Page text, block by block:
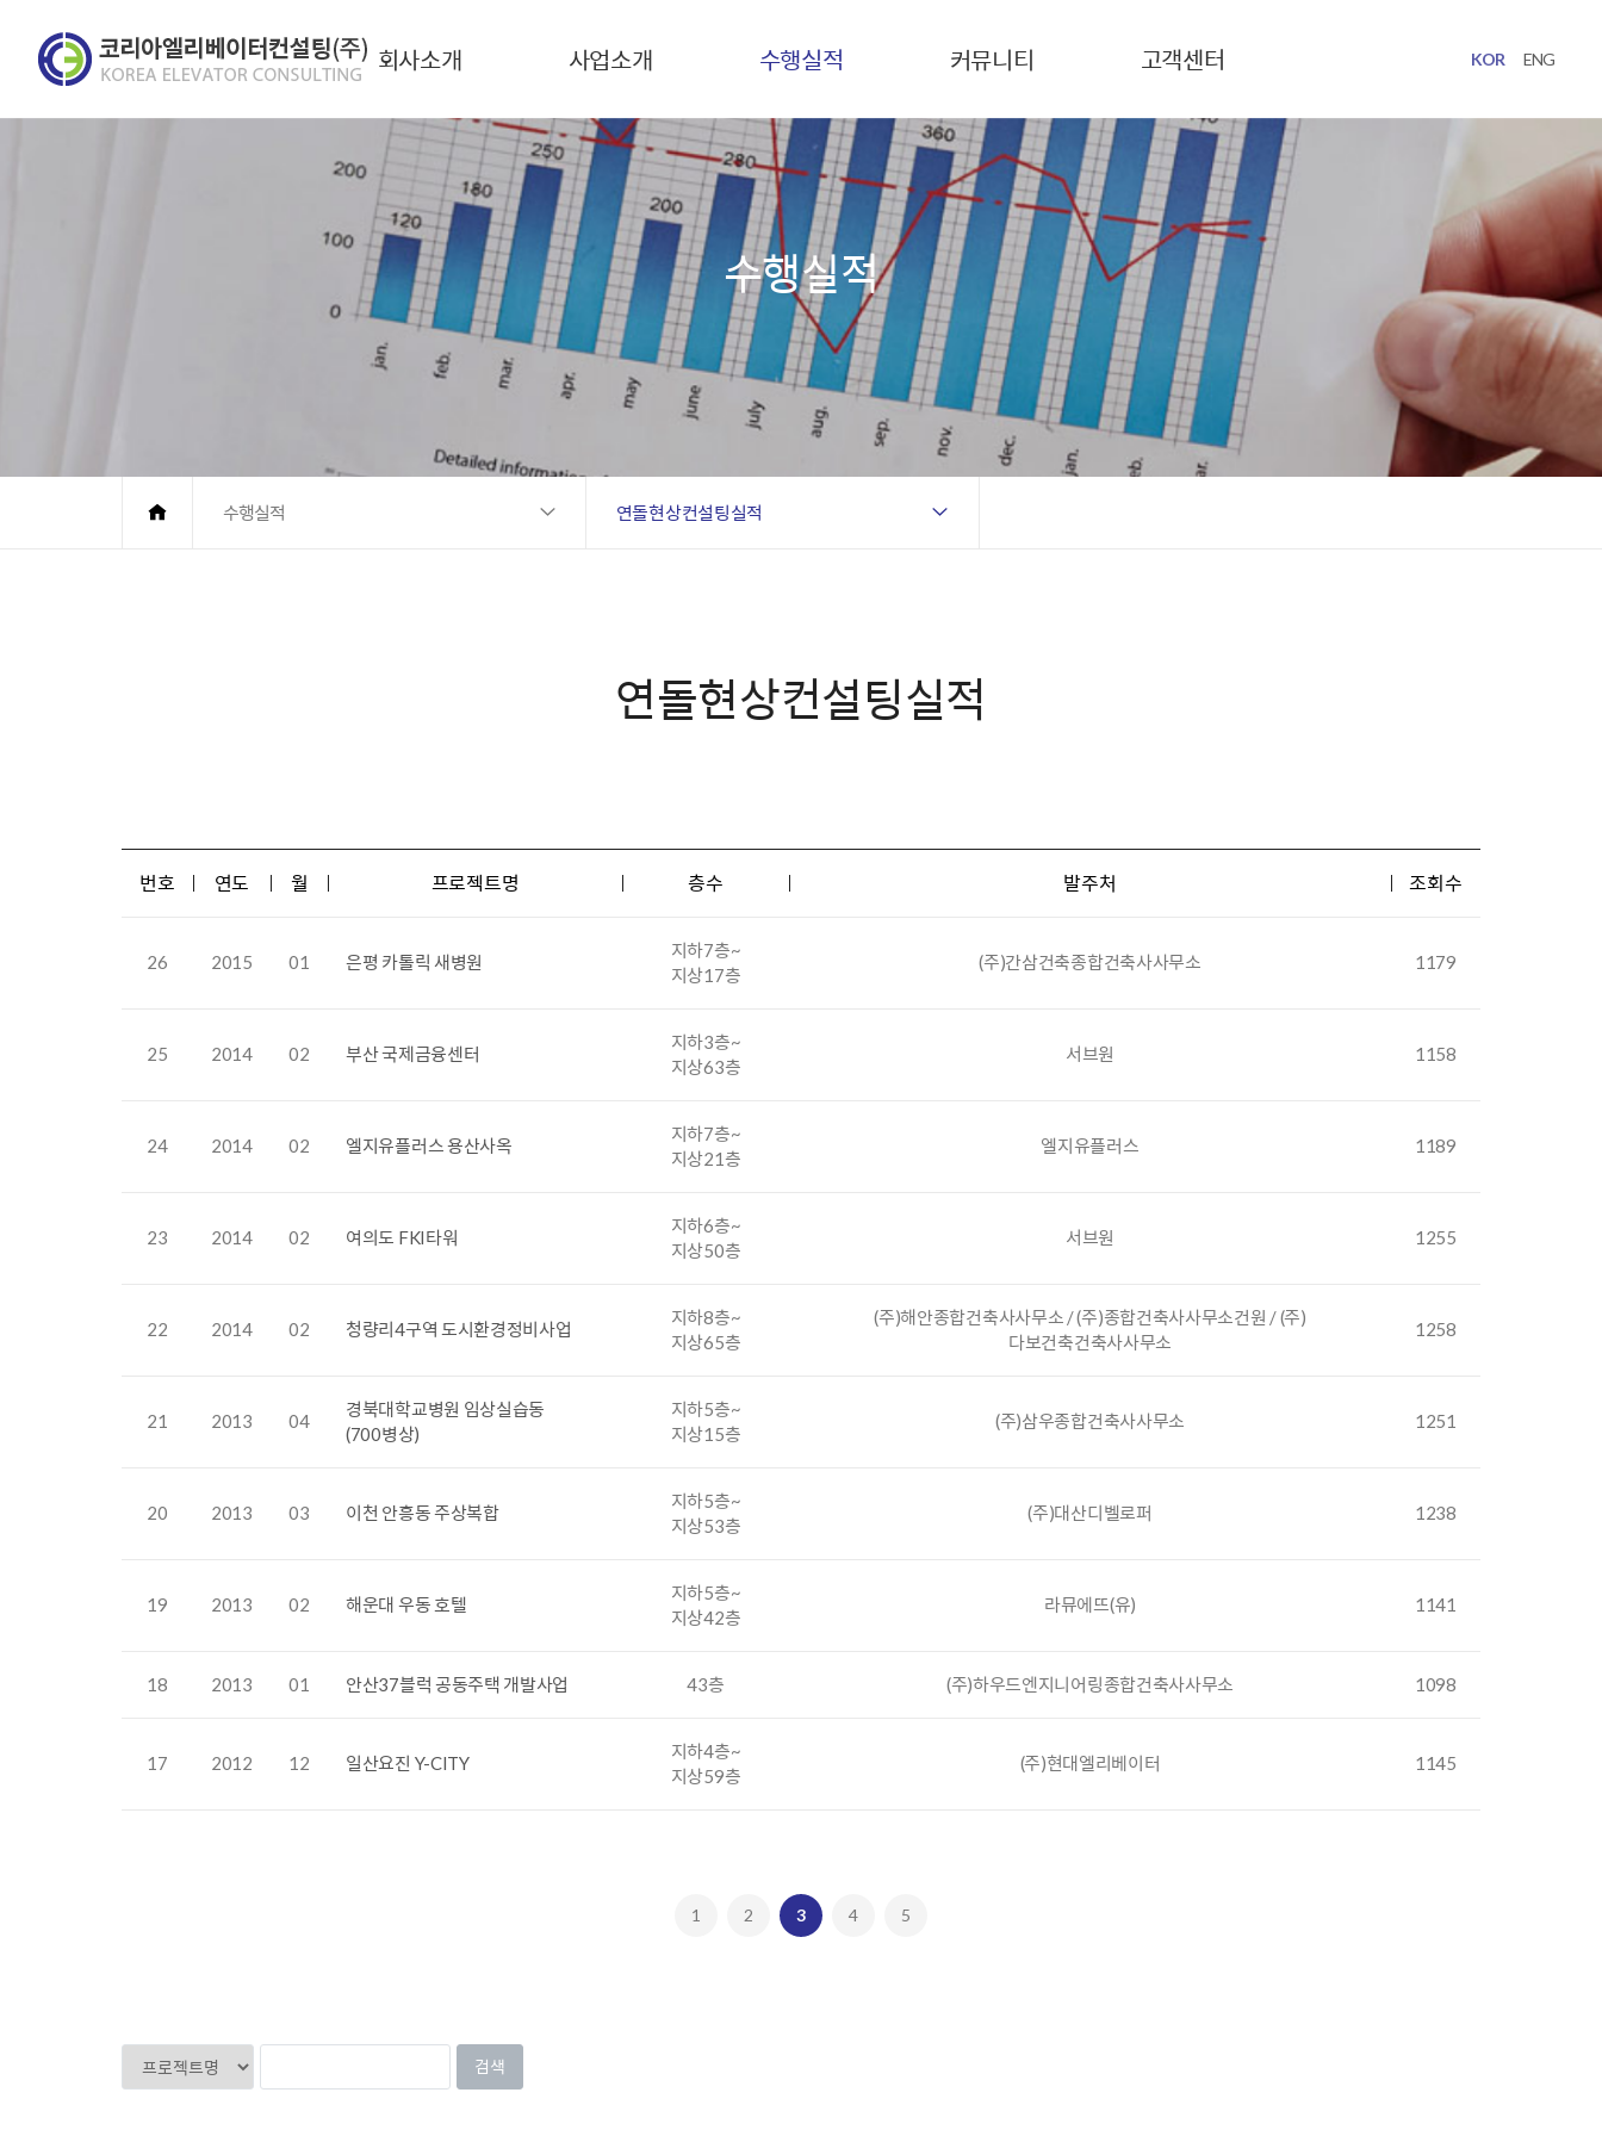
회사소개 사업소개 수행실적 커뮤니티 고객센터 KOR ENG
수행실적
수행실적 연돌현상컨설팅실적
연돌현상컨설팅실적
번호 연도 월 프로젝트명 층수 발주처 조회수
26 2015 01 은평 카톨릭 새병원
지하7층~
지상17층
(주)간삼건축종합건축사사무소 1179
25 2014 02 부산 국제금융센터
지하3층~
지상63층
서브원 1158
24 2014 02 엘지유플러스 용산사옥
지하7층~
지상21층
엘지유플러스 1189
23 2014 02 여의도 FKI타워
지하6층~
지상50층
서브원 1255
22 2014 02 청량리4구역 도시환경정비사업
지하8층~
지상65층
(주)해안종합건축사사무소 / (주)종합건축사사무소건원 / (주)
다보건축건축사사무소
1258
21 2013 04
경북대학교병원 임상실습동
(700병상)
지하5층~
지상15층
(주)삼우종합건축사사무소 1251
20 2013 03 이천 안흥동 주상복합
지하5층~
지상53층
(주)대산디벨로퍼 1238
19 2013 02 해운대 우동 호텔
지하5층~
지상42층
라뮤에뜨(유) 1141
18 2013 01 안산37블럭 공동주택 개발사업 43층 (주)하우드엔지니어링종합건축사사무소 1098
17 2012 12 일산요진 Y-CITY
지하4층~
지상59층
(주)현대엘리베이터 1145
1 2 3 4 5